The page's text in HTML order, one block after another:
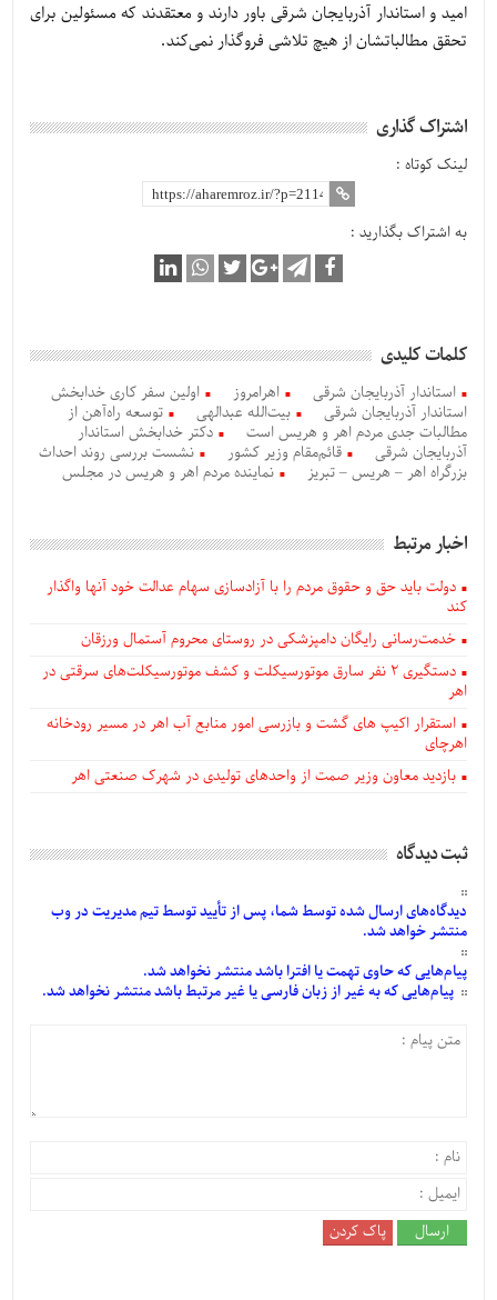
امید و استاندار آذربایجان شرقی باور دارند و معتقدند که مسئولین برای
تحقق مطالباتشان از هیچ تلاشی فروگذار نمی‌کند.
اشتراک گذاری
لینک کوتاه :
به اشتراک بگذارید :
کلمات کلیدی
استاندار آذربایجان‌ شرقی اهرامروز
اولین سفر کاری خدابخش
استاندار آذربایجان شرقی
بیت‌الله عبدالهی
توسعه راه‌آهن از
مطالبات جدی مردم اهر و هریس است
دکتر خدابخش استاندار
آذربایجان شرقی
قائم‌مقام وزیر کشور
نشست بررسی روند احداث
بزرگراه اهر – هریس – تبریز
نماینده مردم اهر و هریس در مجلس
اخبار مرتبط
دولت باید حق و حقوق مردم را با آزادسازی سهام عدالت خود آنها واگذار
کند
خدمت‌رسانی رایگان دامپزشکی در روستای محروم آستمال ورزقان
دستگيری ۲ نفر سارق موتورسیکلت و کشف موتورسیکلت‌های سرقتی در
اهر
استقرار اکیپ های گشت و بازرسی امور منابع آب اهر در مسیر رودخانه
اهرچای
بازدید معاون وزیر صمت از واحدهای تولیدی در شهرک صنعتی اهر
ثبت دیدگاه
دیدگاه‌هایارسالشدهتوسط شما، پس ازتأییدتوسط تیم مدیریت در وب
منتشر خواهد شد.
پیام‌هاییکه حاوی تهمت یا افترا باشد منتشر نخواهد شد.
پیام‌هاییکه به غیر از زبان فارسی یا غیر مرتبط باشد منتشر نخواهد شد.